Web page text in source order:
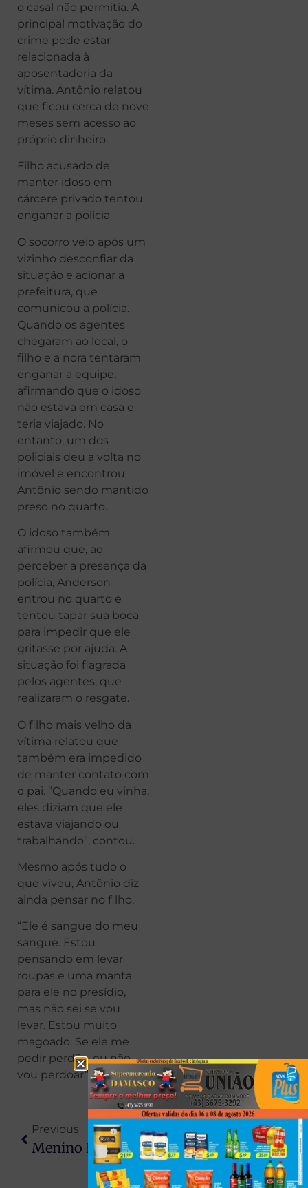
o casal não permitia. A
principal motivação do
crime pode estar
relacionada à
aposentadoria da
vítima. Antônio relatou
que ficou cerca de nove
meses sem acesso ao
próprio dinheiro.
Filho acusado de
manter idoso em
cárcere privado tentou
enganar a polícia
O socorro veio após um
vizinho desconfiar da
situação e acionar a
prefeitura, que
comunicou a polícia.
Quando os agentes
chegaram ao local, o
filho e a nora tentaram
enganar a equipe,
afirmando que o idoso
não estava em casa e
teria viajado. No
entanto, um dos
policiais deu a volta no
imóvel e encontrou
Antônio sendo mantido
preso no quarto.
O idoso também
afirmou que, ao
perceber a presença da
polícia, Anderson
entrou no quarto e
tentou tapar sua boca
para impedir que ele
gritasse por ajuda. A
situação foi flagrada
pelos agentes, que
realizaram o resgate.
O filho mais velho da
vítima relatou que
também era impedido
de manter contato com
o pai. “Quando eu vinha,
eles diziam que ele
estava viajando ou
trabalhando”, contou.
Mesmo após tudo o
que viveu, Antônio diz
ainda pensar no filho.
“Ele é sangue do meu
sangue. Estou
pensando em levar
roupas e uma manta
para ele no presídio,
mas não sei se vou
levar. Estou muito
magoado. Se ele me
pedir perdão, eu não
vou perdoar”, afirmou.
Previous
Menino De 4 Anos Morre Atropelado Por Trator No Interior De Santa Catarina
Next
Lula Sanciona Lei Que Proíbe Descontos Em Benefícios De Aposentados Do INSS